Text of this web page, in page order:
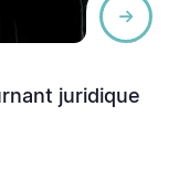
juridique